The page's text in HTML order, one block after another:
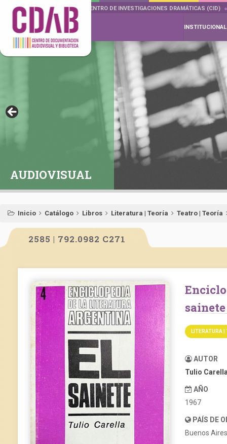
DOCUMENTA DRAMÁTICAS CENTRO DE INVESTIGACIONES DRAMÁTICAS (CID)
INSTITUCIONAL
AUDIOVISUAL
Inicio Catálogo Libros Literatura | Teoría Teatro | Teoría
2585 | 792.0982 C271
Enciclopedia de la Literatura Argentina: El
sainete
LITERATURA |
AUTOR
Tulio
AÑO
1967
PAÍS DE
Buenos